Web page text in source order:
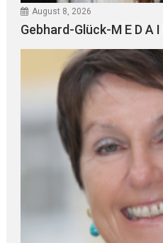
August 8, 2026
Gebhard-Glück-M E D A